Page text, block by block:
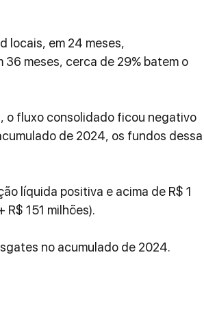
locais, em 24 meses,
36 meses, cerca de 29% batem o
o fluxo consolidado ficou negativo
de 2024, os fundos dessa
líquida positiva e acima de R$ 1
R$ 151 milhões).
no acumulado de 2024.